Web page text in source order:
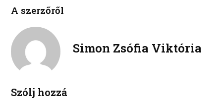
o
k
n
e
e
A szerzőről
Simon Zsófia Viktória
Szólj hozzá